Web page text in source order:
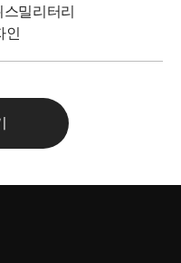
밀리터리
인